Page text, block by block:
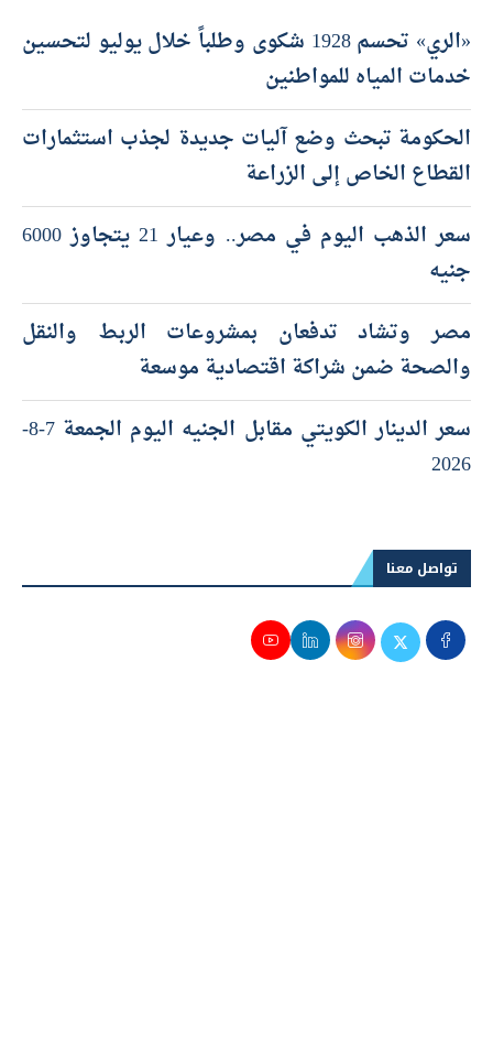
أحدث المقالات
«الري» تحسم 1928 شكوى وطلباً خلال يوليو لتحسين
خدمات المياه للمواطنين
الحكومة تبحث وضع آليات جديدة لجذب استثمارات
القطاع الخاص إلى الزراعة
جنيه
مصر وتشاد تدفعان بمشروعات الربط والنقل
والصحة ضمن شراكة اقتصادية موسعة
تواصل معنا